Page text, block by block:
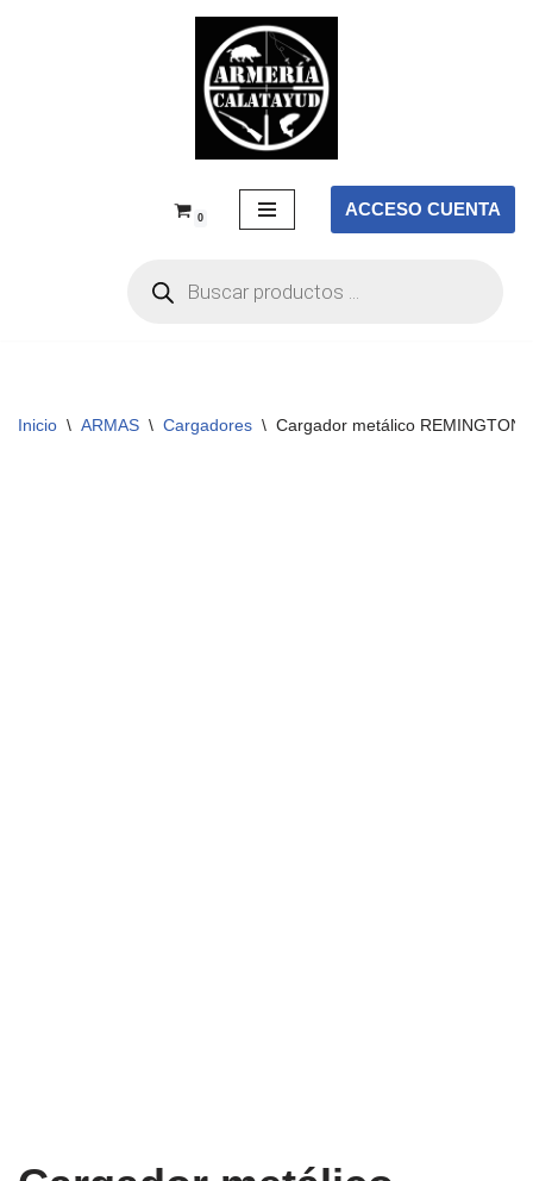
0 ACCESO CUENTA
Inicio \ ARMAS \ Cargadores \ Cargador metálico REMINGTON